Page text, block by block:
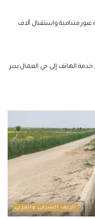
متنامية واستقبال آلاف
تعيد خدمة الهاتف إلى حي العمال بدير
الريف الشرقي والغربي